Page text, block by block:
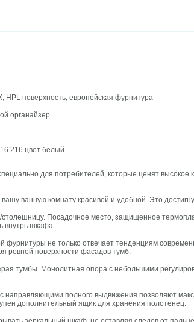
поверхность, европейская фурнитура
органайзер
цвет белый
для потребителей, которые ценят высокое
ванную комнату красивой и удобной. Это
Посадочное место, защищенное
внутрь шкафа.
фурнитуры не только отвечает тенденциям
ровной поверхности фасадов тумб.
тумбы. Монолитная опора с небольшими
полного выдвижения позволяют
дополнительный ящик для хранения полотенец.